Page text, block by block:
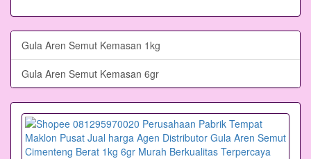
Gula Aren Semut Kemasan 1kg
Gula Aren Semut Kemasan 6gr